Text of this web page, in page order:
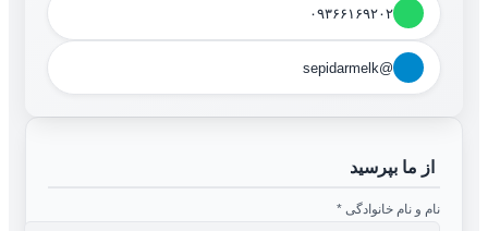
۰۹۳۶۶۱۶۹۲۰۲
@sepidarmelk
از ما بپرسید
نام و نام خانوادگی *